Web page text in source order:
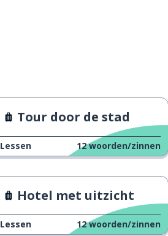
Tour door de stad
Lessen 12 woorden/zinnen
Hotel met uitzicht
Lessen 12 woorden/zinnen